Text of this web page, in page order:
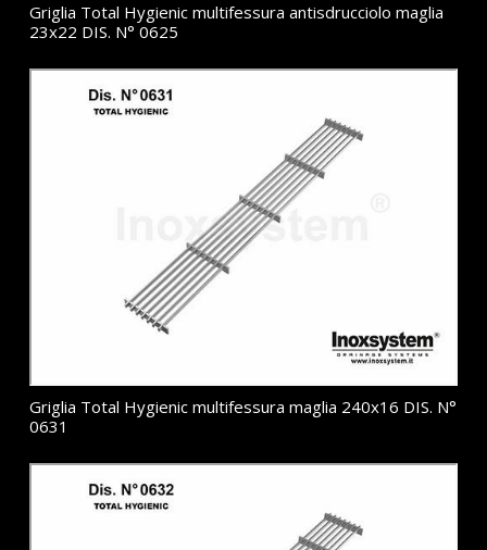
Griglia Total Hygienic multifessura antisdrucciolo maglia
23x22 DIS. N° 0625
Griglia Total Hygienic multifessura maglia 240x16 DIS. N°
0631